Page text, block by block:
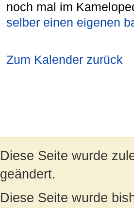
noch mal im
selber einen eigenen
Zum Kalender zurück
Diese Seite wurde
geändert.
Diese Seite wurde